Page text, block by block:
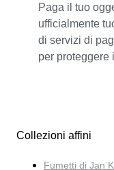
Paga il tuo
ufficialmente
di servizi di
per proteggere
Collezioni affini
Fumetti di Jan